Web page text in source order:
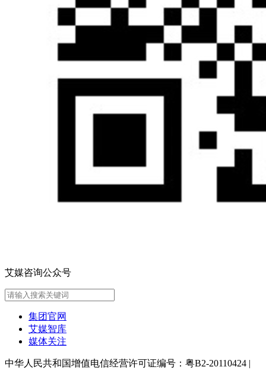
艾媒咨询公众号
集团官网
艾媒智库
媒体关注
中华人民共和国增值电信经营许可证编号：粤B2-20110424 |